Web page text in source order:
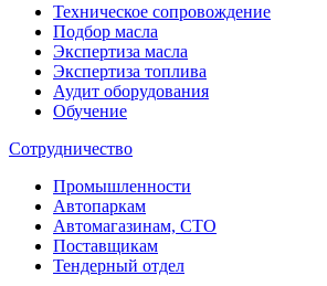
Техническое сопровождение
Подбор масла
Экспертиза масла
Экспертиза топлива
Аудит оборудования
Обучение
Сотрудничество
Промышленности
Автопаркам
Автомагазинам, СТО
Поставщикам
Тендерный отдел